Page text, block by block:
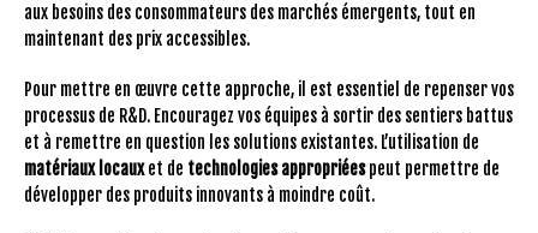
aux besoins des consommateurs des marchés émergents, tout en
maintenant des prix accessibles.
Pour mettre en œuvre cette approche, il est essentiel de repenser vos
processus de R&D. Encouragez vos équipes à sortir des sentiers battus
et à remettre en question les solutions existantes. L’utilisation de
matériaux locauxet de technologies appropriéespeut permettre de
développer des produits innovants à moindre coût.